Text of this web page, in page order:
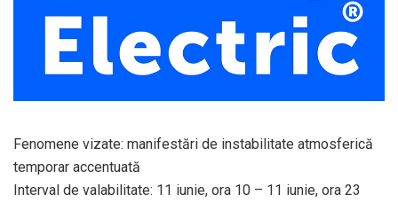
Fenomene vizate: manifestări de instabilitate atmosferică
temporar accentuată
Interval de valabilitate: 11 iunie, ora 10 – 11 iunie, ora 23